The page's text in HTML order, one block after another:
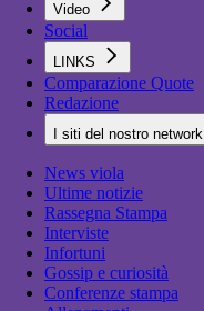
Video
Social
LINKS
Comparazione Quote
Redazione
I siti del nostro network
News viola
Ultime notizie
Rassegna Stampa
Interviste
Infortuni
Gossip e curiosità
Conferenze stampa